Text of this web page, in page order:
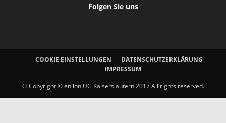
Folgen Sie uns
COOKIE EINSTELLUNGEN
DATENSCHUTZERKLÄRUNG
IMPRESSUM
© Copyright © enilon UG Kaiserslautern 2017 All rights reserved.